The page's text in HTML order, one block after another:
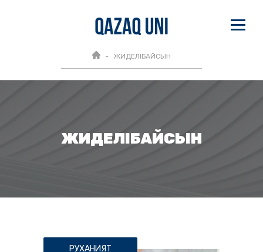
ЖИДЕЛІБАЙСЫН
ЖИДЕЛІБАЙСЫН
РУХАНИЯТ